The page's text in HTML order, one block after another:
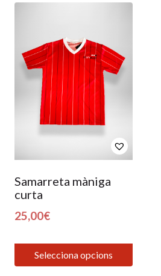
Samarreta màniga
curta
25,00€
Selecciona opcions